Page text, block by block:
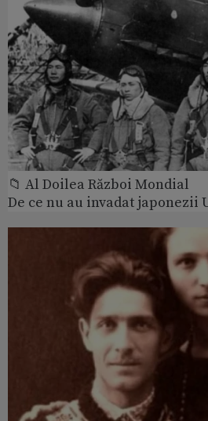
📁 Al Doilea Război Mondial
De ce nu au invadat japonezii